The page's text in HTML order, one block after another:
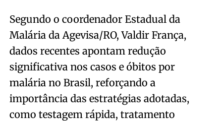
Segundo o coordenador Estadual da
Malária da Agevisa/RO, Valdir França,
dados recentes apontam redução
significativa nos casos e óbitos por
malária no Brasil, reforçando a
importância das estratégias adotadas,
como testagem rápida, tratamento